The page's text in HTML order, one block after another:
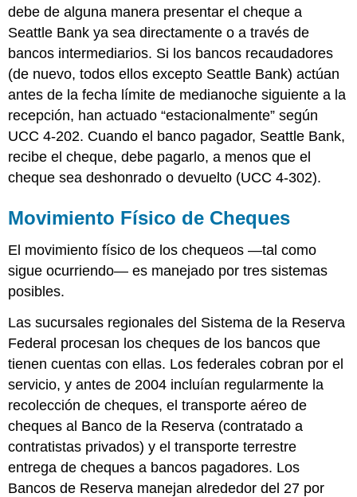
debe de alguna manera presentar el cheque a
Seattle Bank ya sea directamente o a través de
bancos intermediarios. Si los bancos recaudadores
(de nuevo, todos ellos excepto Seattle Bank) actúan
antes de la fecha límite de medianoche siguiente a la
recepción, han actuado “estacionalmente” según
UCC 4-202. Cuando el banco pagador, Seattle Bank,
recibe el cheque, debe pagarlo, a menos que el
cheque sea deshonrado o devuelto (UCC 4-302).
Movimiento Físico de Cheques
El movimiento físico de los chequeos —tal como
sigue ocurriendo— es manejado por tres sistemas
posibles.
Las sucursales regionales del Sistema de la Reserva
Federal procesan los cheques de los bancos que
tienen cuentas con ellas. Los federales cobran por el
servicio, y antes de 2004 incluían regularmente la
recolección de cheques, el transporte aéreo de
cheques al Banco de la Reserva (contratado a
contratistas privados) y el transporte terrestre
entrega de cheques a bancos pagadores. Los
Bancos de Reserva manejan alrededor del 27 por